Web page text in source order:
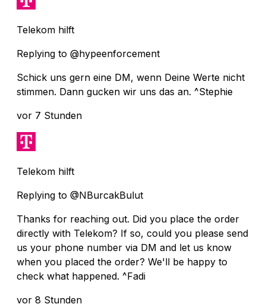
Telekom hilft
Replying to @hypeenforcement
Schick uns gern eine DM, wenn Deine Werte nicht
stimmen. Dann gucken wir uns das an. ^Stephie
vor 7 Stunden
Telekom hilft
Replying to @NBurcakBulut
Thanks for reaching out. Did you place the order
directly with Telekom? If so, could you please send
us your phone number via DM and let us know
when you placed the order? We'll be happy to
check what happened. ^Fadi
vor 8 Stunden